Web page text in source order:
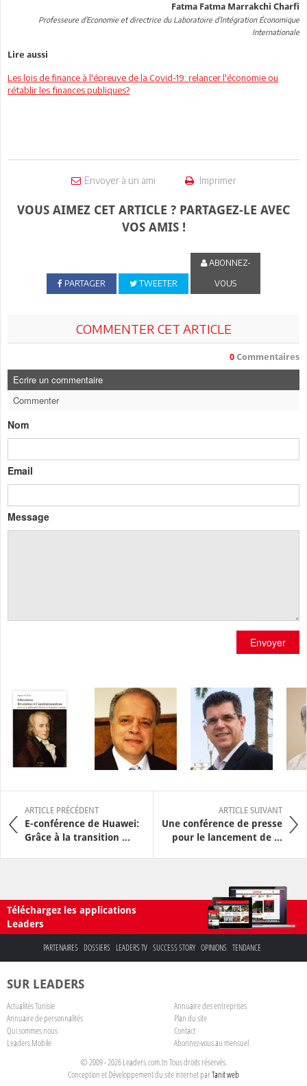
Fatma Fatma Marrakchi Charfi
Professeure d’Economie et directrice du Laboratoire d’Intégration Économique
Internationale
Lire aussi
Les lois de finance à l'épreuve de la Covid-19: relancer l'économie ou
rétablir les finances publiques?
Envoyer à un ami Imprimer
VOUS AIMEZ CET ARTICLE ? PARTAGEZ-LE AVEC
VOS AMIS !
PARTAGER TWEETER
ABONNEZ-
VOUS
COMMENTER CET ARTICLE
0 Commentaires
Ecrire un commentaire
Commenter
Nom
Email
Message
Envoyer
ARTICLE PRÉCÉDENT
E-conférence de Huawei:
Grâce à la transition ...
ARTICLE SUIVANT
Une conférence de presse
pour le lancement de ...
Téléchargez les applications
Leaders
PARTENAIRES DOSSIERS LEADERS TV SUCCESS STORY OPINIONS TENDANCE
SUR LEADERS
Actualités Tunisie
Annuaire des entreprises
Annuaire de personnalités
Plan du site
Qui sommes nous
Contact
Leaders Mobile
Abonnez-vous au mensuel
© 2009 - 2026 Leaders.com.tn Tous droits réservés.
Conception et Développement du site internet parTanit web